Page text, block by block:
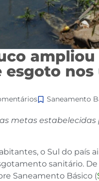
Saneamento
metas
o Sul do país
sanitário.
Saneamento Básico (